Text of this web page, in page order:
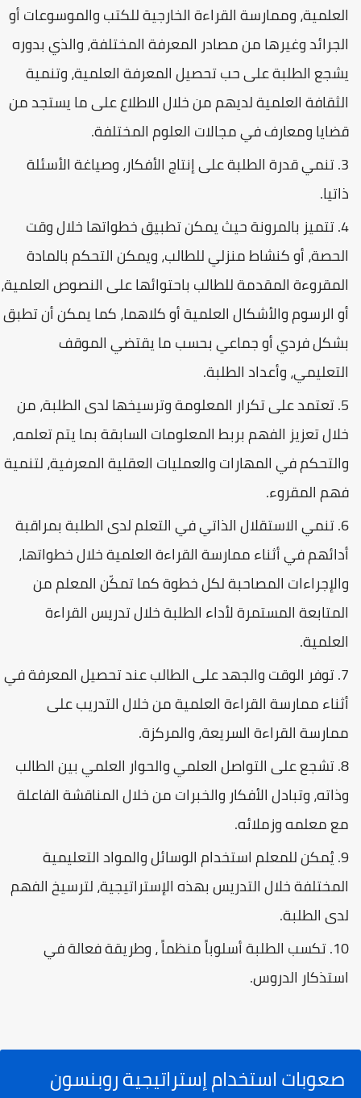
العلمية، وممارسة القراءة الخارجية للكتب والموسوعات أو
الجرائد وغيرها من مصادر المعرفة المختلفة، والذي بدوره
يشجع الطلبة على حب تحصيل المعرفة العلمية، وتنمية
الثقافة العلمية لديهم من خلال الاطلاع على ما يستجد من
قضايا ومعارف في مجالات العلوم المختلفة.
تنمي قدرة الطلبة على إنتاج الأفكار، وصياغة الأسئلة
ذاتيا.
تتميز بالمرونة حيث يمكن تطبيق خطواتها خلال وقت
الحصة، أو كنشاط منزلي للطالب، ويمكن التحكم بالمادة
المقروءة المقدمة للطالب باحتوائها على النصوص العلمية،
أو الرسوم والأشكال العلمية أو كلاهما، كما يمكن أن تطبق
بشكل فردي أو جماعي بحسب ما يقتضي الموقف
التعليمي، وأعداد الطلبة.
تعتمد على تكرار المعلومة وترسيخها لدى الطلبة، من
خلال تعزيز الفهم بربط المعلومات السابقة بما يتم تعلمه،
والتحكم في المهارات والعمليات العقلية المعرفية، لتنمية
فهم المقروء.
تنمي الاستقلال الذاتي في التعلم لدى الطلبة بمراقبة
أدائهم في أثناء ممارسة القراءة العلمية خلال خطواتها،
والإجراءات المصاحبة لكل خطوة كما تمكّن المعلم من
المتابعة المستمرة لأداء الطلبة خلال تدريس القراءة
العلمية.
توفر الوقت والجهد على الطالب عند تحصيل المعرفة في
أثناء ممارسة القراءة العلمية من خلال التدريب على
ممارسة القراءة السريعة، والمركزة.
تشجع على التواصل العلمي والحوار العلمي بين الطالب
وذاته، وتبادل الأفكار والخبرات من خلال المناقشة الفاعلة
مع معلمه وزملائه.
يُمكن للمعلم استخدام الوسائل والمواد التعليمية
المختلفة خلال التدريس بهذه الإستراتيجية، لترسيخ الفهم
لدى الطلبة.
تكسب الطلبة أسلوباً منظماً ، وطريقة فعالة في
استذكار الدروس.
صعوبات استخدام إستراتيجية روبنسون